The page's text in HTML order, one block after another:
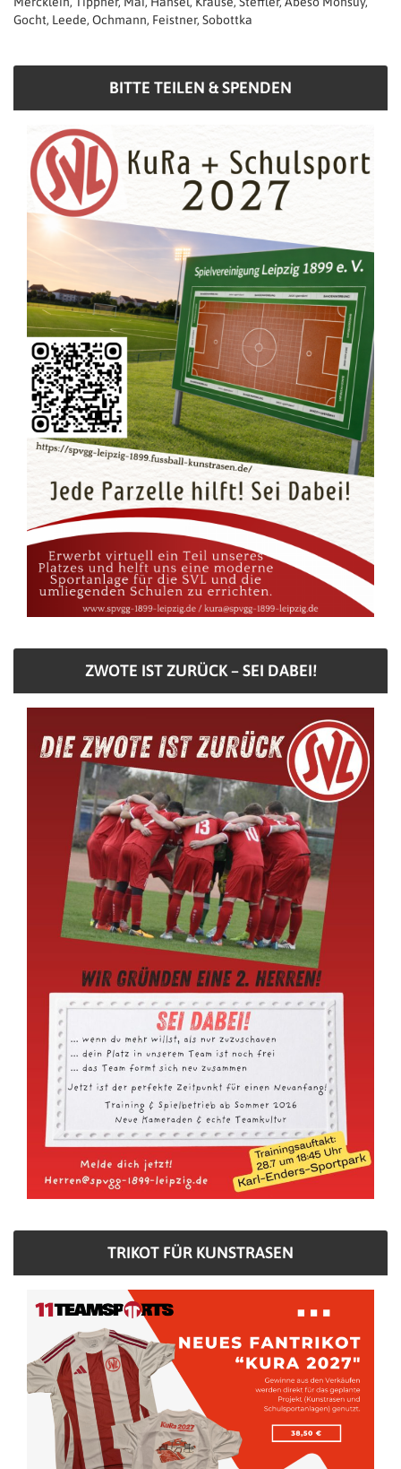
Gocht, Leede, Ochmann, Feistner, Sobottka
BITTE TEILEN & SPENDEN
ZWOTE IST ZURÜCK – SEI DABEI!
TRIKOT FÜR KUNSTRASEN